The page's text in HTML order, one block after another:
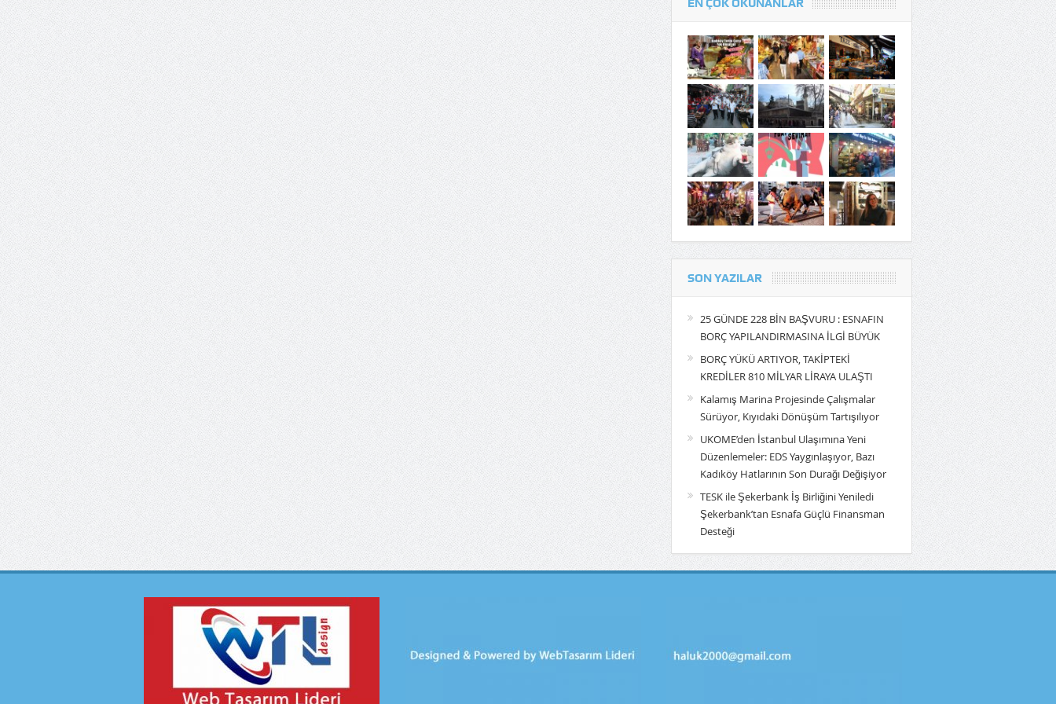
EN ÇOK OKUNANLAR
SON YAZILAR
25 GÜNDE 228 BİN BAŞVURU : ESNAFIN
BORÇ YAPILANDIRMASINA İLGİ BÜYÜK
BORÇ YÜKÜ ARTIYOR, TAKİPTEKİ
KREDİLER 810 MİLYAR LİRAYA ULAŞTI
Kalamış Marina Projesinde Çalışmalar
Sürüyor, Kıyıdaki Dönüşüm Tartışılıyor
UKOME’den İstanbul Ulaşımına Yeni
Düzenlemeler: EDS Yaygınlaşıyor, Bazı
Kadıköy Hatlarının Son Durağı Değişiyor
TESK ile Şekerbank İş Birliğini Yeniledi
Şekerbank’tan Esnafa Güçlü Finansman
Desteği